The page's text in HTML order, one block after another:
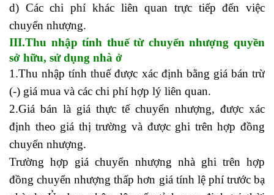
d) Các chi phí khác liên quan trực tiếp đến việc
chuyển nhượng.
III.Thu nhập tính thuế từ chuyển nhượng quyền
sở hữu, sử dụng nhà ở
1.Thu nhập tính thuế được xác định bằng giá bán trừ
(-) giá mua và các chi phí hợp lý liên quan.
2.Giá bán là giá thực tế chuyển nhượng, được xác
định theo giá thị trường và được ghi trên hợp đồng
chuyển nhượng.
Trường hợp giá chuyển nhượng nhà ghi trên hợp
đồng chuyển nhượng thấp hơn giá tính lệ phí trước bạ